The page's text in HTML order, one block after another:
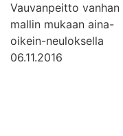
Vauvanpeitto vanhan
mallin mukaan aina-
oikein-neuloksella
06.11.2016